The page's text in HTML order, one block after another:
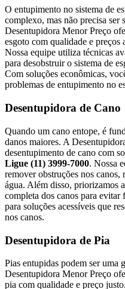
O entupimento no sistema de
complexo, mas não precisa ser
Desentupidora Menor Preço
esgoto com qualidade e preços
Nossa equipe utiliza técnicas
para desobstruir o sistema de
Com soluções econômicas,
problemas de entupimento no
Desentupidora de Cano
Quando um cano entope, é
danos maiores. A
desentupimento de cano com
Ligue (11) 3999-7000. Nossa
remover obstruções nos canos,
água. Além disso, priorizamos
completa dos canos para
para soluções acessíveis que
nos canos.
Desentupidora de Pia
Pias entupidas podem ser uma
Desentupidora Menor Preço
pia com qualidade e preço justo.